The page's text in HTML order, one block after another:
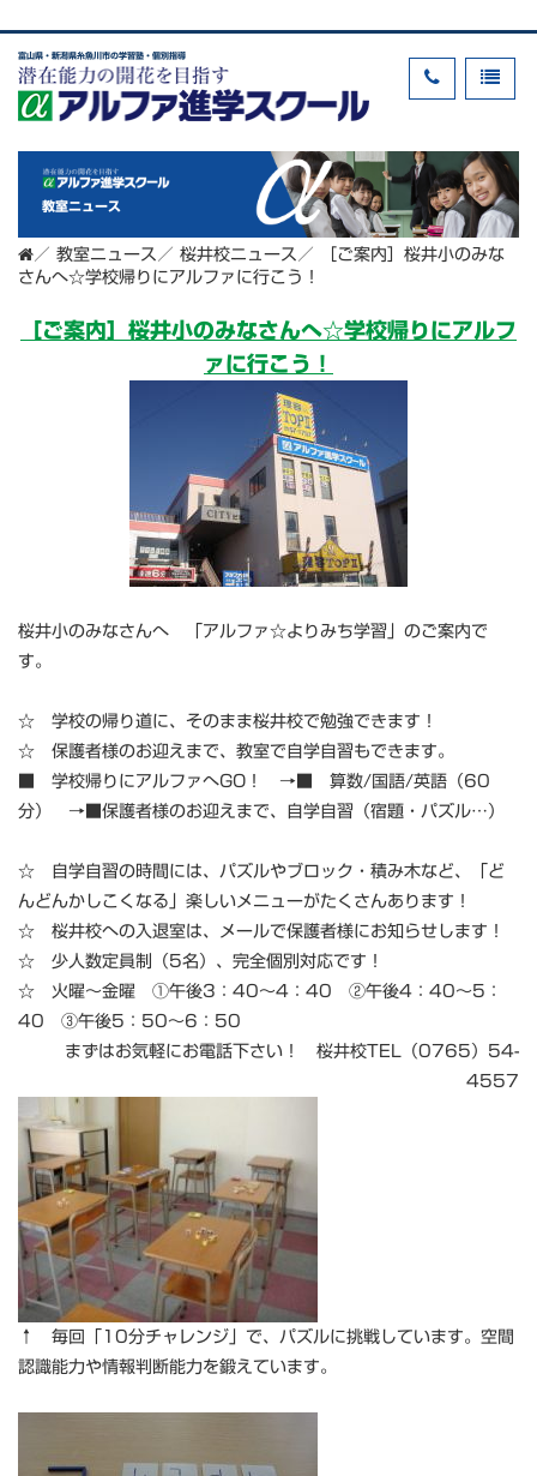
富山県・新潟県糸魚川市の学習塾・個別指導
教室ニュース
／ 教室ニュース ／ 桜井校ニュース ／
［ご案内］桜井小のみな
さんへ☆学校帰りにアルファに行こう！
［ご案内］桜井小のみなさんへ☆学校帰りにアルフ
ァに行こう！
桜井小のみなさんへ 「アルファ☆よりみち学習」のご案内で
す。
☆ 学校の帰り道に、そのまま桜井校で勉強できます！
☆ 保護者様のお迎えまで、教室で自学自習もできます。
■ 学校帰りにアルファへGO！ →■ 算数/国語/英語（60
分） →■保護者様のお迎えまで、自学自習（宿題・パズル…）
☆ 自学自習の時間には、パズルやブロック・積み木など、「ど
んどんかしこくなる」楽しいメニューがたくさんあります！
☆ 桜井校への入退室は、メールで保護者様にお知らせします！
☆ 少人数定員制（5名）、完全個別対応です！
☆ 火曜～金曜 ①午後3：40～4：40 ②午後4：40～5：
40 ③午後5：50～6：50
まずはお気軽にお電話下さい！ 桜井校TEL（0765）54-
4557
↑ 毎回「10分チャレンジ」で、パズルに挑戦しています。空間
認識能力や情報判断能力を鍛えています。